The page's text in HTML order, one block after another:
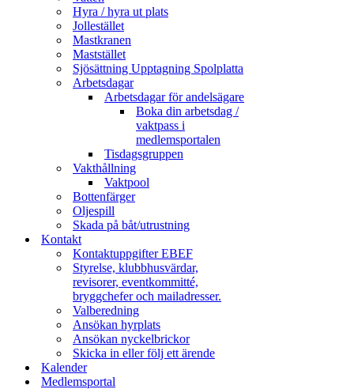
Hyra / hyra ut plats
Jollestället
Mastkranen
Maststället
Sjösättning Upptagning Spolplatta
Arbetsdagar
Arbetsdagar för andelsägare
Boka din arbetsdag /
vaktpass i
medlemsportalen
Tisdagsgruppen
Vakthållning
Vaktpool
Bottenfärger
Oljespill
Skada på båt/utrustning
Kontakt
Kontaktuppgifter EBEF
Styrelse, klubbhusvärdar,
revisorer, eventkommitté,
bryggchefer och mailadresser.
Valberedning
Ansökan hyrplats
Ansökan nyckelbrickor
Skicka in eller följ ett ärende
Kalender
Medlemsportal